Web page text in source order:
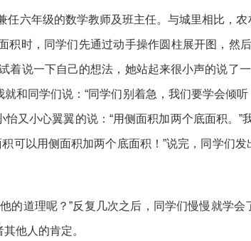
六年级的数学教师及班主任。与城里相比，
时，同学们先通过动手操作圆柱展开图，然
说一下自己的想法，她站起来很小声的说了
和同学们说：“同学们别着急，我们要学会倾
又小心翼翼的说：“用侧面积加两个底面积。
可以用侧面积加两个底面积！”说完，同学们
的道理呢？”反复几次之后，同学们慢慢就学
他人的肯定。